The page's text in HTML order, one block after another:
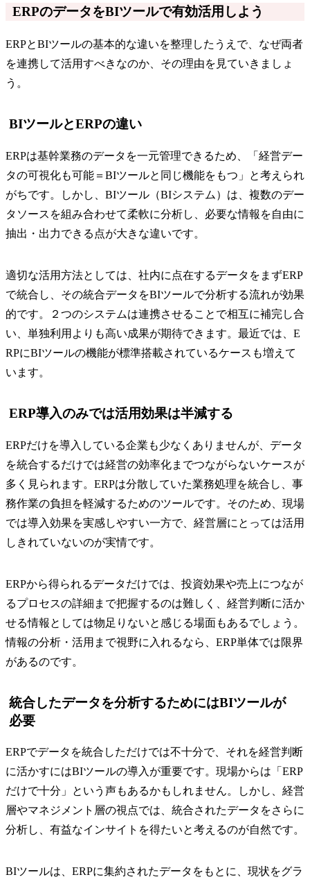
ERPのデータをBIツールで有効活用しよう
ERPとBIツールの基本的な違いを整理したうえで、なぜ両者
を連携して活用すべきなのか、その理由を見ていきましょ
う。
BIツールとERPの違い
ERPは基幹業務のデータを一元管理できるため、「経営デー
タの可視化も可能＝BIツールと同じ機能をもつ」と考えられ
がちです。しかし、BIツール（BIシステム）は、複数のデー
タソースを組み合わせて柔軟に分析し、必要な情報を自由に
抽出・出力できる点が大きな違いです。
適切な活用方法としては、社内に点在するデータをまずERP
で統合し、その統合データをBIツールで分析する流れが効果
的です。２つのシステムは連携させることで相互に補完し合
い、単独利用よりも高い成果が期待できます。最近では、E
RPにBIツールの機能が標準搭載されているケースも増えて
います。
ERP導入のみでは活用効果は半減する
ERPだけを導入している企業も少なくありませんが、データ
を統合するだけでは経営の効率化までつながらないケースが
多く見られます。ERPは分散していた業務処理を統合し、事
務作業の負担を軽減するためのツールです。そのため、現場
では導入効果を実感しやすい一方で、経営層にとっては活用
しきれていないのが実情です。
ERPから得られるデータだけでは、投資効果や売上につなが
るプロセスの詳細まで把握するのは難しく、経営判断に活か
せる情報としては物足りないと感じる場面もあるでしょう。
情報の分析・活用まで視野に入れるなら、ERP単体では限界
があるのです。
統合したデータを分析するためにはBIツールが
必要
ERPでデータを統合しただけでは不十分で、それを経営判断
に活かすにはBIツールの導入が重要です。現場からは「ERP
だけで十分」という声もあるかもしれません。しかし、経営
層やマネジメント層の視点では、統合されたデータをさらに
分析し、有益なインサイトを得たいと考えるのが自然です。
BIツールは、ERPに集約されたデータをもとに、現状をグラ